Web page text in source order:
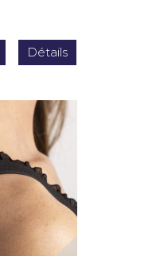
Détails